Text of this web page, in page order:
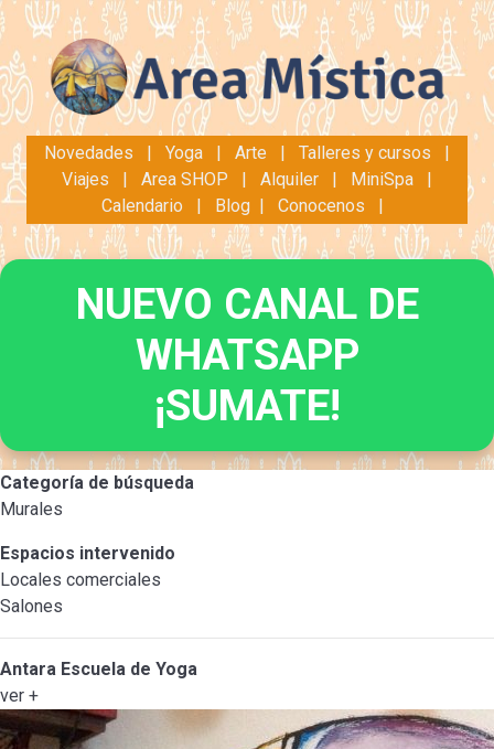
Novedades | Yoga | Arte | Talleres y cursos |
Viajes | Area SHOP | Alquiler | MiniSpa |
Calendario | Blog | Conocenos |
NUEVO CANAL DE
WHATSAPP
¡SUMATE!
Categoría de búsqueda
Murales
Espacios intervenido
Locales comerciales
Salones
Antara Escuela de Yoga
ver +